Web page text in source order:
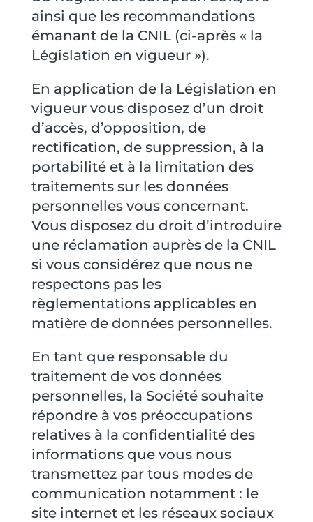
ainsi que les recommandations
émanant de la CNIL (ci-après « la
Législation en vigueur »).
En application de la Législation en
vigueur vous disposez d’un droit
d’accès, d’opposition, de
rectification, de suppression, à la
portabilité et à la limitation des
traitements sur les données
personnelles vous concernant.
Vous disposez du droit d’introduire
une réclamation auprès de la CNIL
si vous considérez que nous ne
respectons pas les
règlementations applicables en
matière de données personnelles.
En tant que responsable du
traitement de vos données
personnelles, la Société souhaite
répondre à vos préoccupations
relatives à la confidentialité des
informations que vous nous
transmettez par tous modes de
communication notamment : le
site internet et les réseaux sociaux